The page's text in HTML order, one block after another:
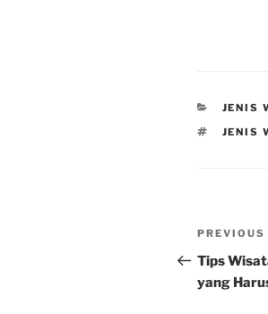
JENIS
TAGS
JENIS
Post
Previous
Post
PREVIOUS
Tips
yang